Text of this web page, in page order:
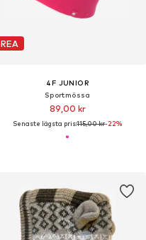
REA
4F JUNIOR
Sportmössa
89,00 kr
Senaste lägsta pris:115,00 kr-22%